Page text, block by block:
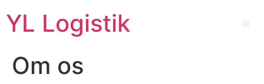
YL Logistik
Om os